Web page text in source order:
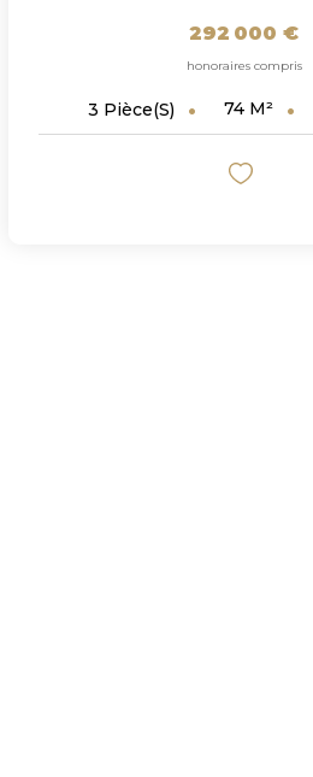
292 000 €
honoraires compris
3 Pièce(s) 74 M²